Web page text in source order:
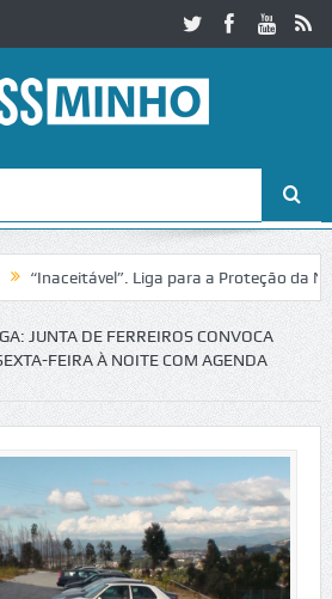
Liga para a Proteção da
Igreja do Castelo de Cerveira
JUNTA DE FERREIROS CONVOCA
FEIRA À NOITE COM AGENDA